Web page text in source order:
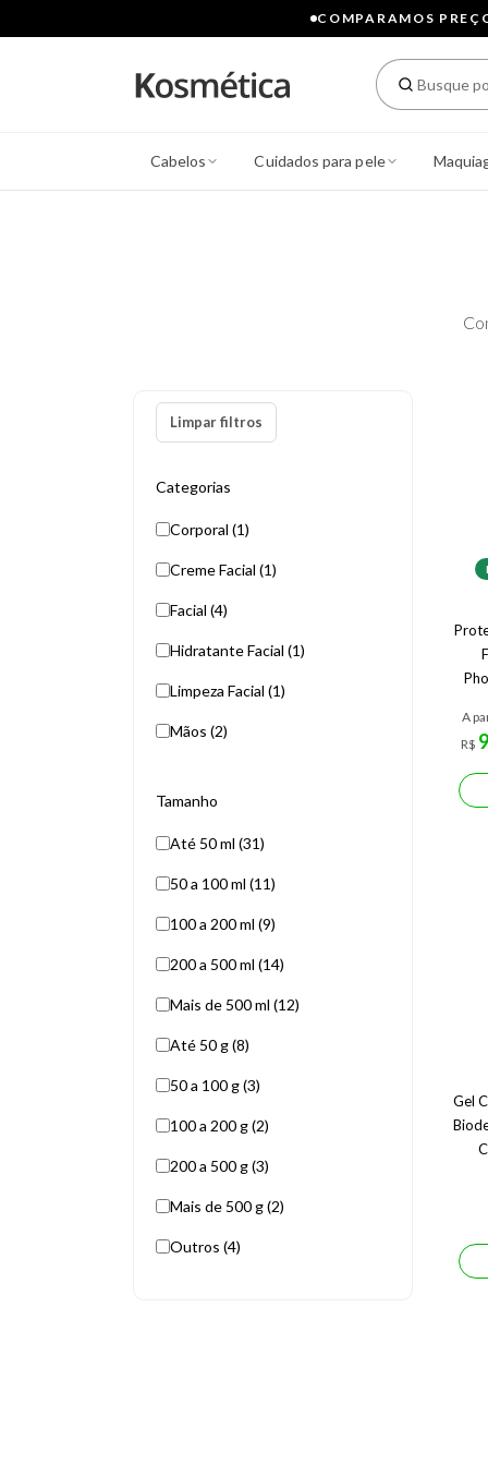
COMPARAMOS
Cabelos Cuidados para pele
Limpar filtros
Categorias
Corporal (1)
Creme Facial (1)
Facial (4)
Hidratante Facial (1)
Limpeza Facial (1)
Mãos (2)
Tamanho
Até 50 ml (31)
50 a 100 ml (11)
100 a 200 ml (9)
200 a 500 ml (14)
Mais de 500 ml (12)
Até 50 g (8)
50 a 100 g (3)
100 a 200 g (2)
200 a 500 g (3)
Mais de 500 g (2)
Outros (4)
A
R$
Gel